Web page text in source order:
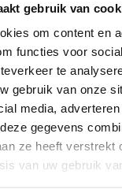
gebruik van
om content en
functies voor
te
gebruik van onze
media,
gegevens
ze heeft verstrekt
van uw gebruik